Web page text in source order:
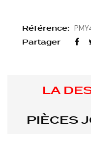
Référence:
Partager
LA
PIÈCES